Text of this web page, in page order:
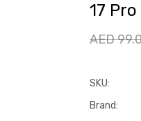
17
AED
SKU:
Brand: